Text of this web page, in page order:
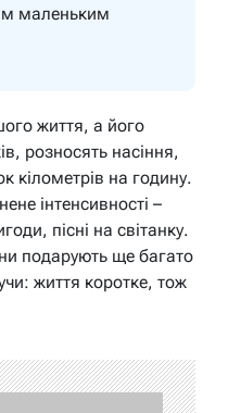
маленьким
життя, а його
розносять насіння,
кілометрів на годину.
інтенсивності –
пісні на світанку.
подарують ще багато
життя коротке, тож